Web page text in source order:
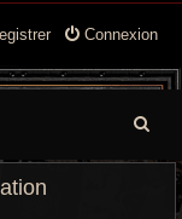
Connexion
e